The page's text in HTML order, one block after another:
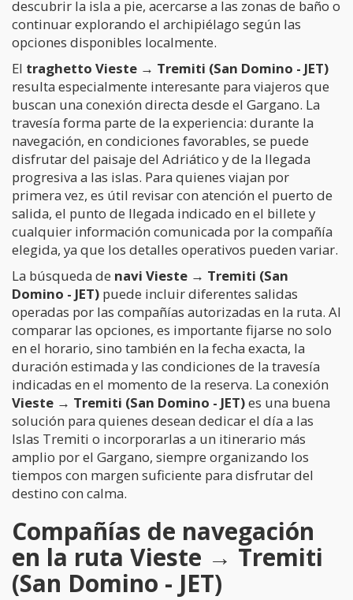
descubrir la isla a pie, acercarse a las zonas de baño o
continuar explorando el archipiélago según las
opciones disponibles localmente.
El traghetto Vieste → Tremiti (San Domino - JET)
resulta especialmente interesante para viajeros que
buscan una conexión directa desde el Gargano. La
travesía forma parte de la experiencia: durante la
navegación, en condiciones favorables, se puede
disfrutar del paisaje del Adriático y de la llegada
progresiva a las islas. Para quienes viajan por
primera vez, es útil revisar con atención el puerto de
salida, el punto de llegada indicado en el billete y
cualquier información comunicada por la compañía
elegida, ya que los detalles operativos pueden variar.
La búsqueda de navi Vieste → Tremiti (San
Domino - JET) puede incluir diferentes salidas
operadas por las compañías autorizadas en la ruta. Al
comparar las opciones, es importante fijarse no solo
en el horario, sino también en la fecha exacta, la
duración estimada y las condiciones de la travesía
indicadas en el momento de la reserva. La conexión
Vieste → Tremiti (San Domino - JET)es una buena
solución para quienes desean dedicar el día a las
Islas Tremiti o incorporarlas a un itinerario más
amplio por el Gargano, siempre organizando los
tiempos con margen suficiente para disfrutar del
destino con calma.
Compañías de navegación
en la ruta Vieste → Tremiti
(San Domino - JET)